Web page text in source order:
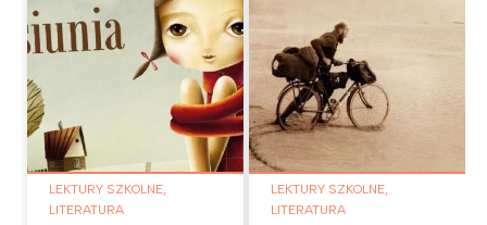
LEKTURY SZKOLNE,
LITERATURA
LEKTURY SZKOLNE,
LITERATURA